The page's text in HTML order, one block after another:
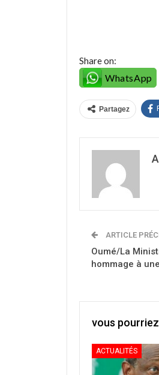
Share on:
WhatsApp
Partagez
ARTICLE
Oumé/La
hommage à
vous
ACTUALITÉS